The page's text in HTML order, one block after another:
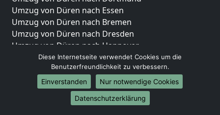
Umzug von Düren nach Essen
Umzug von Düren nach Bremen
Umzug von Düren nach Dresden
Umzug von Düren nach Hannover
Umzug von Düren nach Nürnberg
Umzug von Düren nach Duisburg
Umzug von Düren nach Bochum
Umzug von Düren nach Wuppertal
Umzug von Düren nach Bielefeld
Diese Internetseite verwendet Cookies um die
Benutzerfreundlichkeit zu verbessern.
Einverstanden
Nur notwendige Cookies
Datenschutzerklärung